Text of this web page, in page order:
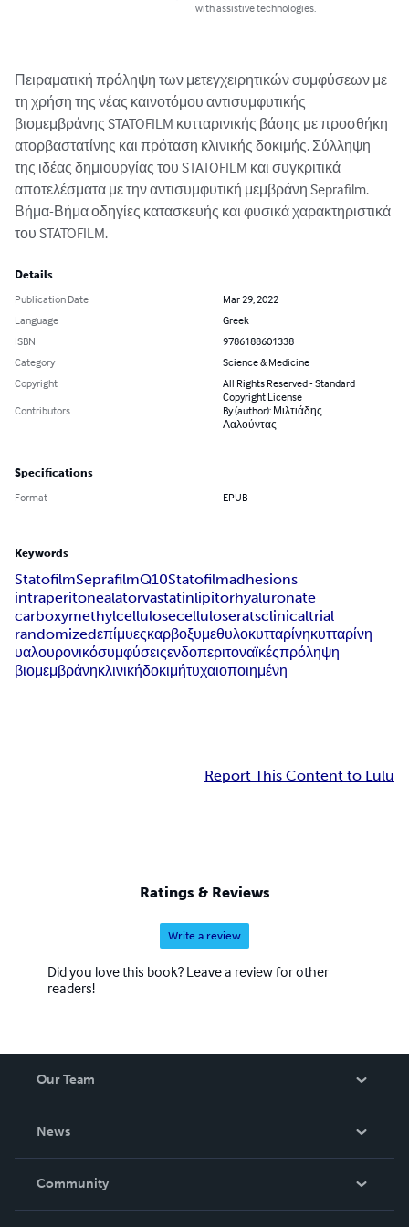
with assistive technologies.
Πειραματική πρόληψη των μετεγχειρητικών συμφύσεων με
τη χρήση της νέας καινοτόμου αντισυμφυτικής
βιομεμβράνης STATOFILM κυτταρινικής βάσης με προσθήκη
ατορβαστατίνης και πρόταση κλινικής δοκιμής. Σύλληψη
της ιδέας δημιουργίας του STATOFILM και συγκριτικά
αποτελέσματα με την αντισυμφυτική μεμβράνη Seprafilm.
Βήμα-Βήμα οδηγίες κατασκευής και φυσικά χαρακτηριστικά
του STATOFILM.
Details
Publication Date
Mar 29, 2022
Language
Greek
ISBN
9786188601338
Category
Science & Medicine
Copyright
All Rights Reserved - Standard
Copyright License
Contributors
By (author): Μιλτιάδης
Λαλούντας
Specifications
Format EPUB
Keywords
StatofilmSeprafilmQ10Statofilmadhesions
intraperitonealatorvastatinlipitorhyaluronate
carboxymethylcellulosecelluloseratsclinicaltrial
randomizedεπίμυεςκαρβοξυμεθυλοκυτταρίνηκυτταρίνη
υαλουρονικόσυμφύσειςενδοπεριτοναϊκέςπρόληψη
βιομεμβράνηκλινικήδοκιμήτυχαιοποιημένη
Report This Content to Lulu
Ratings & Reviews
Write a review
Did you love this book? Leave a review for other
readers!
Our Team
News
In The News
Community